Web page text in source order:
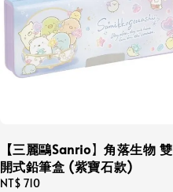
【三麗鷗Sanrio】角落生物 雙
開式鉛筆盒 (紫寶石款)
Regular
NT$ 710